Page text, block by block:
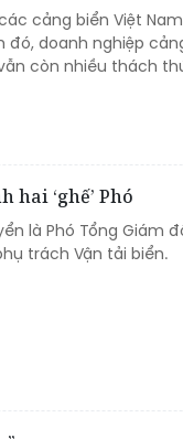
cảng biển Việt
đó, doanh nghiệp
còn nhiều thách
‘ghế’ Phó
là Phó Tổng Giám
trách Vận tải biển.